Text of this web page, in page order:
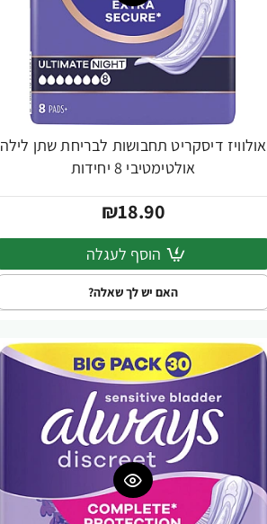
אולוויז דיסקריט תחבושות לבריחת שתן לילה
אולטימטיבי 8 יחידות
₪18.90
הוסף לעגלה
האם יש לך שאלה?